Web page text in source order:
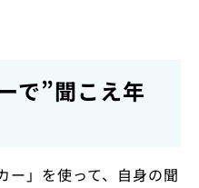
で”聞こえ年
ー」を使って、自身の聞